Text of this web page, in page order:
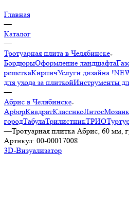
Главная
—
Каталог
—
Тротуарная плита в Челябинске
БордюрыОформление ландшафта
решеткаКирпичУслуги дизайна
для ухода за плиткойИнструменты
—
Абрис в Челябинске
АрборКвадратКлассикоЛитос
городТабулаТрилистникТРИО
—Тротуарная плитка Абрис, 60 мм,
Артикул: 00-00017008
3D-Визуализатор